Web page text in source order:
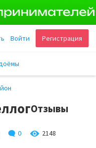
Регистрация
Войти
Отзывы
0 2148